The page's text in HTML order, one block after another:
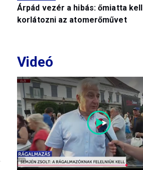
Árpád vezér a hibás: őmiatta kell
korlátozni az atomerőművet
Videó